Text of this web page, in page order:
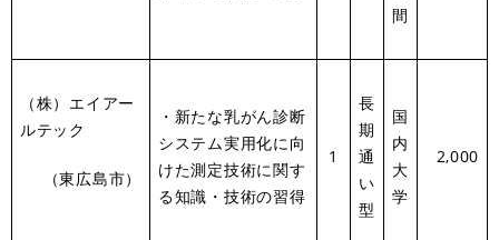
間
（株）エイアー
ルテック
（東広島市）
・新たな乳がん診断
システム実用化に向
けた測定技術に関す
る知識・技術の習得
1
長
期
通
い
型
国
内
大
学
2,000